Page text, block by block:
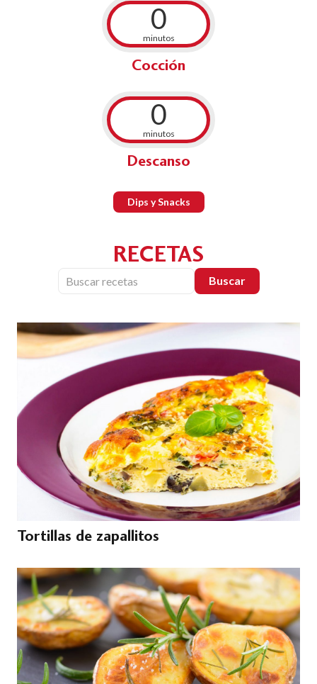
0
minutos
Cocción
0
minutos
Descanso
Dips y Snacks
RECETAS
Buscar
Tortillas de zapallitos